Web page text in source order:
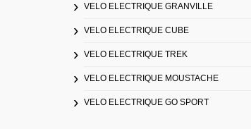
VELO ELECTRIQUE GRANVILLE
VELO ELECTRIQUE CUBE
VELO ELECTRIQUE TREK
VELO ELECTRIQUE MOUSTACHE
VELO ELECTRIQUE GO SPORT